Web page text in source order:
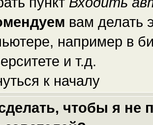
вам делать
например в
и т.д.
к началу
чтобы я не